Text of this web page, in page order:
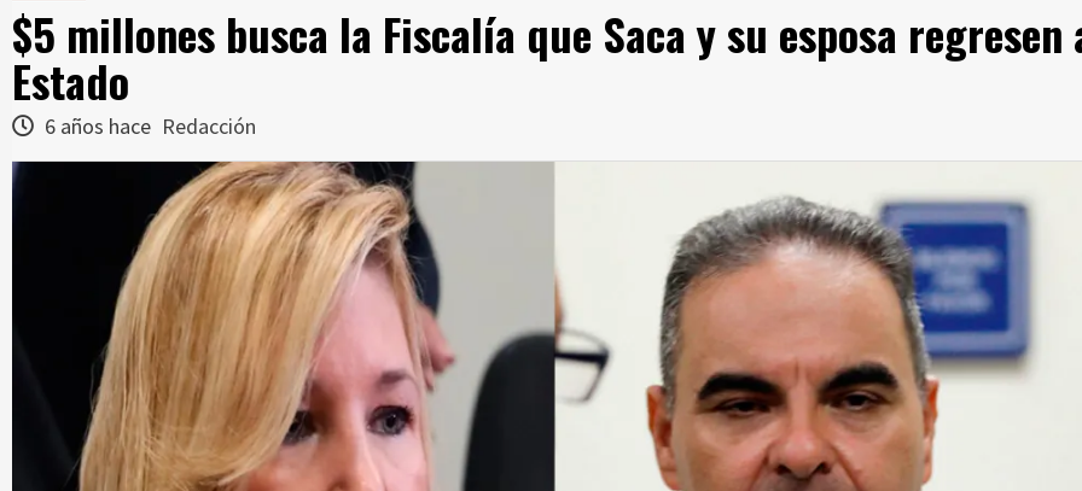
$5 millones busca la Fiscalía que Saca y su esposa regresen
Estado
6 años hace Redacción